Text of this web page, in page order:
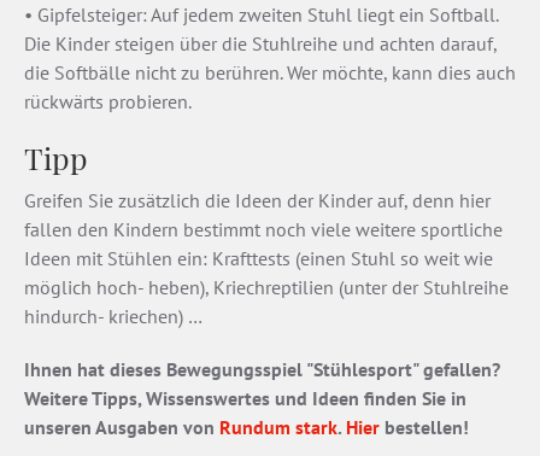
• Gipfelsteiger: Auf jedem zweiten Stuhl liegt ein Softball.
Die Kinder steigen über die Stuhlreihe und achten darauf,
die Softbälle nicht zu berühren. Wer möchte, kann dies auch
rückwärts probieren.
Tipp
Greifen Sie zusätzlich die Ideen der Kinder auf, denn hier
fallen den Kindern bestimmt noch viele weitere sportliche
Ideen mit Stühlen ein: Krafttests (einen Stuhl so weit wie
möglich hoch- heben), Kriechreptilien (unter der Stuhlreihe
hindurch- kriechen) …
Ihnen hat dieses Bewegungsspiel "Stühlesport" gefallen?
Weitere Tipps, Wissenswertes und Ideen finden Sie in
unseren Ausgaben von Rundum stark. Hier bestellen!